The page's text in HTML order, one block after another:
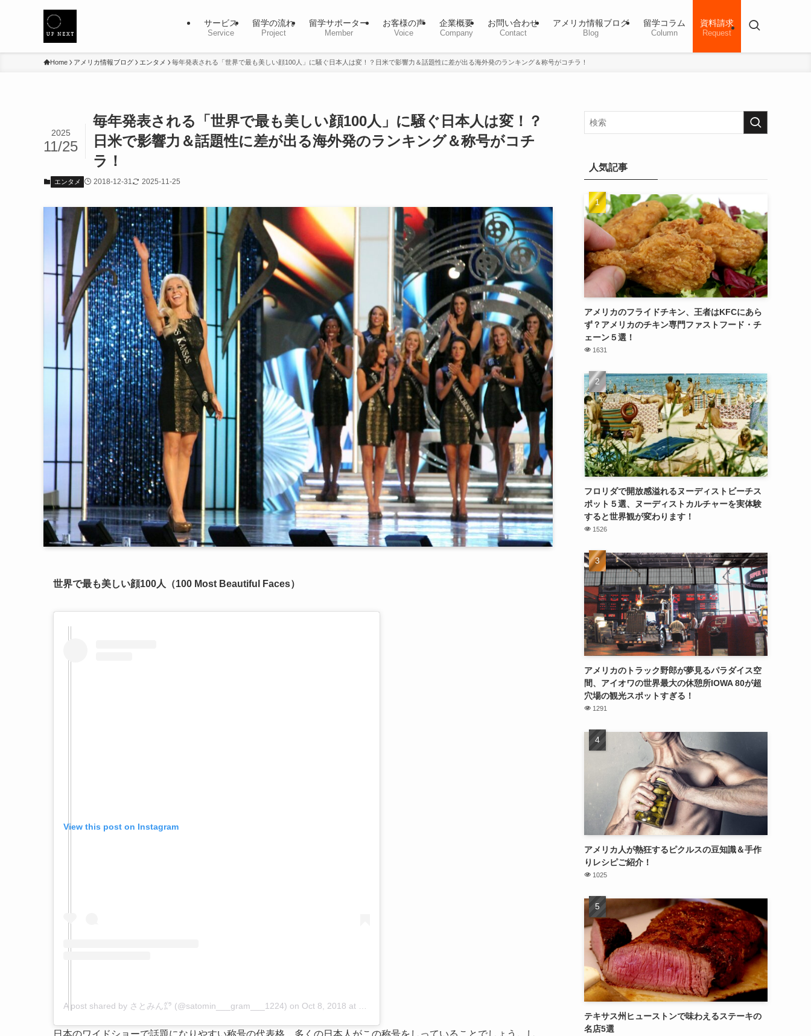
サービス
Service
留学の流れ
Project
留学サポーター
Member
お客様の声
Voice
企業概要
Company
お問い合わせ
Contact
アメリカ情報ブログ
Blog
留学コラム
Column
資料請求
Request
Home アメリカ情報ブログ エンタメ 毎年発表される「世界で最も美しい顔100人」に騒ぐ日本人は変！？日米で影響力＆話題性に差が出る海外発のランキング＆称号がコチラ！
毎年発表される「世界で最も美しい顔100人」に騒ぐ日本人は変！？
日米で影響力＆話題性に差が出る海外発のランキング＆称号がコチ
ラ！
2025
11/25
エンタメ 2018-12-31 2025-11-25
世界で最も美しい顔100人（100 Most Beautiful Faces）
View this post on Instagram
A post shared by さとみん㌘ (@satomin___gram___1224) on Oct 8, 2018 at 1:55am PDT
人気記事
アメリカのフライドチキン、王者はKFCにあら
ず？アメリカのチキン専門ファストフード・チ
ェーン５選！
1631
フロリダで開放感溢れるヌーディストビーチス
ポット５選、ヌーディストカルチャーを実体験
すると世界観が変わります！
1526
アメリカのトラック野郎が夢見るパラダイス空
間、アイオワの世界最大の休憩所IOWA 80が超
穴場の観光スポットすぎる！
1291
アメリカ人が熱狂するピクルスの豆知識＆手作
りレシピご紹介！
1025
テキサス州ヒューストンで味わえるステーキの
名店5選